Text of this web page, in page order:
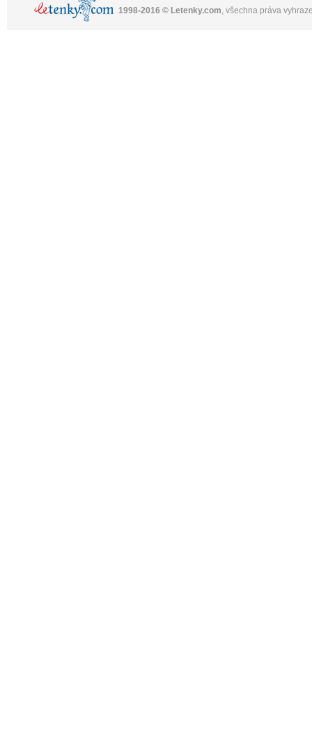
1998-2016 © Letenky.com, všechna práva